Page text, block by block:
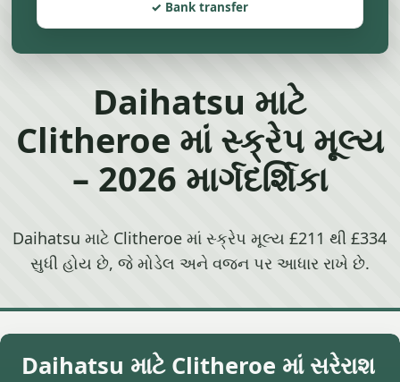
Bank transfer
Daihatsu માટે
Clitheroe માં સ્ક્રેપ મૂલ્ય
– 2026 માર્ગદર્શિકા
Daihatsu માટે Clitheroe માં સ્ક્રેપ મૂલ્ય £211 થી £334
સુધી હોય છે, જે મોડેલ અને વજન પર આધાર રાખે છે.
Daihatsu માટે Clitheroe માં સરેરાશ